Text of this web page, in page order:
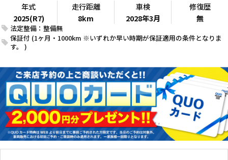
法定整備：整備無
保証付 (1ヶ月・1000km ※いずれか早い時期が保証適用の条件となりま
す。 )
年式
2025(R7)
走行距離
8km
車検
2028年3月
修復歴
無